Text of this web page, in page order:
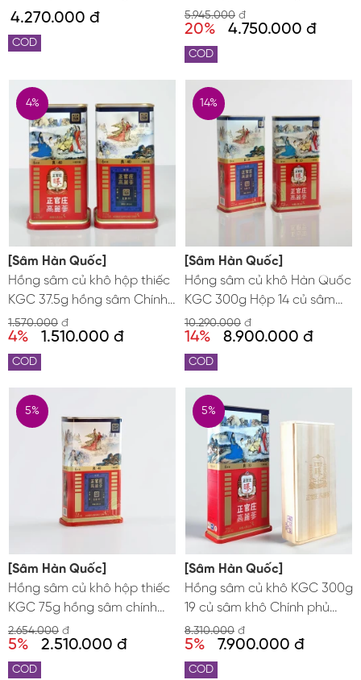
Chính phủ Jung Kwan Jang
4.270.000 đ
COD
Chính phủ Jung Kwan Jang
5.945.000 đ
20% 4.750.000 đ
COD
[Sâm Hàn Quốc]
Hồng sâm củ khô hộp thiếc
KGC 37.5g hồng sâm Chính
phủ Jung Kwan Jang
1.570.000 đ
4% 1.510.000 đ
4%
COD
[Sâm Hàn Quốc]
Hồng sâm củ khô Hàn Quốc
KGC 300g Hộp 14 củ sâm
chính phủ nhập khẩu chính
hãng Hàn Quốc
10.290.000 đ
14% 8.900.000 đ
14%
COD
[Sâm Hàn Quốc]
Hồng sâm củ khô hộp thiếc
KGC 75g hồng sâm chính
phủ Jung Kwan Jang
2.654.000 đ
5% 2.510.000 đ
5%
COD
[Sâm Hàn Quốc]
Hồng sâm củ khô KGC 300g
19 củ sâm khô Chính phủ
Jung Kwan Jang
8.310.000 đ
5% 7.900.000 đ
5%
COD